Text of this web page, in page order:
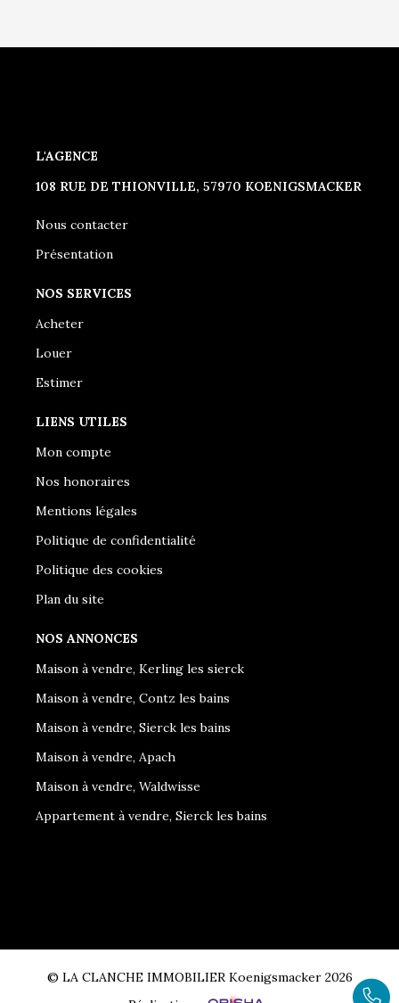
L'AGENCE
108 RUE DE THIONVILLE, 57970 KOENIGSMACKER
Nous contacter
Présentation
NOS SERVICES
Acheter
Louer
Estimer
LIENS UTILES
Mon compte
Nos honoraires
Mentions légales
Politique de confidentialité
Politique des cookies
Plan du site
NOS ANNONCES
Maison à vendre, Kerling les sierck
Maison à vendre, Contz les bains
Maison à vendre, Sierck les bains
Maison à vendre, Apach
Maison à vendre, Waldwisse
Appartement à vendre, Sierck les bains
© LA CLANCHE IMMOBILIER Koenigsmacker 2026